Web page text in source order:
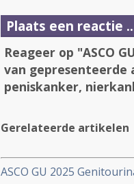
Plaats een reactie
Reageer op "ASCO
van
peniskanker,
Gerelateerde artikelen
ASCO GU 2025